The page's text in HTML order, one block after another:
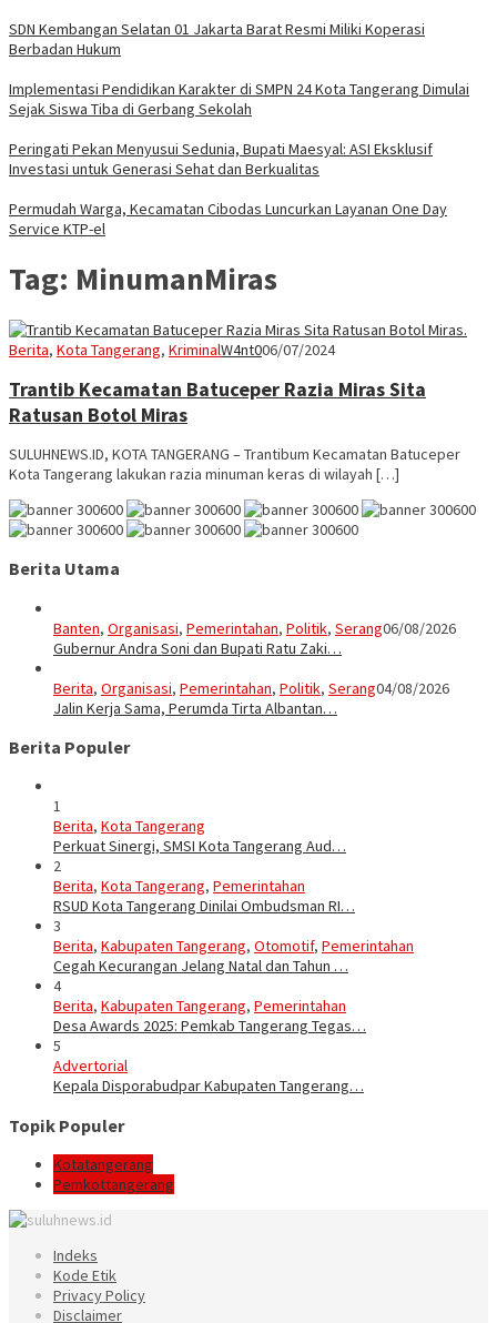
SDN Kembangan Selatan 01 Jakarta Barat Resmi Miliki Koperasi
Berbadan Hukum
Implementasi Pendidikan Karakter di SMPN 24 Kota Tangerang Dimulai
Sejak Siswa Tiba di Gerbang Sekolah
Peringati Pekan Menyusui Sedunia, Bupati Maesyal: ASI Eksklusif
Investasi untuk Generasi Sehat dan Berkualitas
Permudah Warga, Kecamatan Cibodas Luncurkan Layanan One Day
Service KTP-el
Tag: MinumanMiras
Berita, Kota Tangerang, KriminalW4nt006/07/2024
Trantib Kecamatan Batuceper Razia Miras Sita
Ratusan Botol Miras
SULUHNEWS.ID, KOTA TANGERANG – Trantibum Kecamatan Batuceper
Kota Tangerang lakukan razia minuman keras di wilayah […]
Berita Utama
Banten, Organisasi, Pemerintahan, Politik, Serang06/08/2026
Gubernur Andra Soni dan Bupati Ratu Zaki…
Berita, Organisasi, Pemerintahan, Politik, Serang04/08/2026
Jalin Kerja Sama, Perumda Tirta Albantan…
Berita Populer
1
Berita, Kota Tangerang
Perkuat Sinergi, SMSI Kota Tangerang Aud…
2
Berita, Kota Tangerang, Pemerintahan
RSUD Kota Tangerang Dinilai Ombudsman RI…
3
Berita, Kabupaten Tangerang, Otomotif, Pemerintahan
Cegah Kecurangan Jelang Natal dan Tahun …
4
Berita, Kabupaten Tangerang, Pemerintahan
Desa Awards 2025: Pemkab Tangerang Tegas…
5
Advertorial
Kepala Disporabudpar Kabupaten Tangerang…
Topik Populer
Kotatangerang
Pemkottangerang
Indeks
Kode Etik
Privacy Policy
Disclaimer